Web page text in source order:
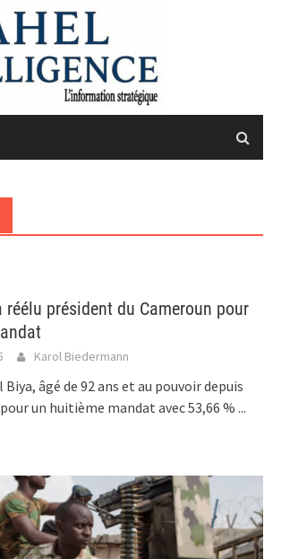
réélu président du Cameroun pour
Karol Biedermann
âgé de 92 ans et au pouvoir depuis
un huitième mandat avec 53,66 % ...